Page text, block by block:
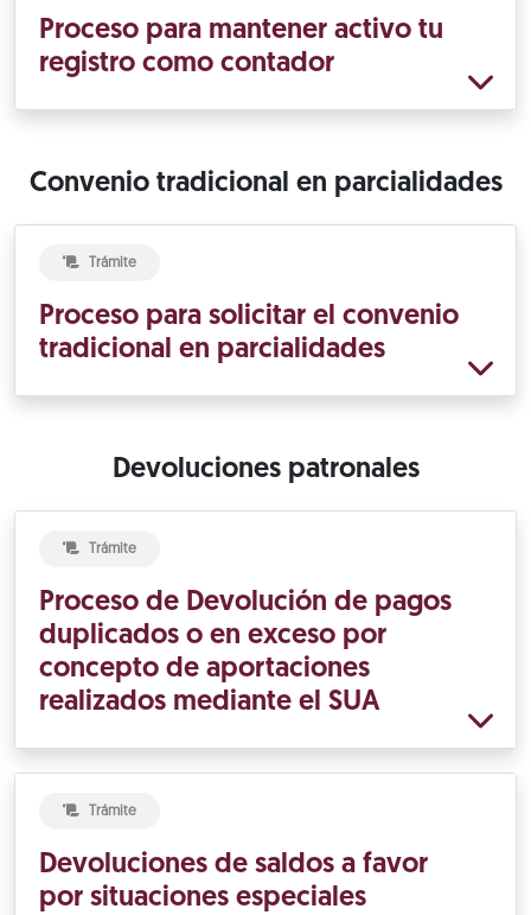
Proceso para mantener activo tu
registro como contador
Convenio tradicional en parcialidades
Trámite
Proceso para solicitar el convenio
tradicional en parcialidades
Devoluciones patronales
Trámite
Proceso de Devolución de pagos
duplicados o en exceso por
concepto de aportaciones
realizados mediante el SUA
Trámite
Devoluciones de saldos a favor
por situaciones especiales